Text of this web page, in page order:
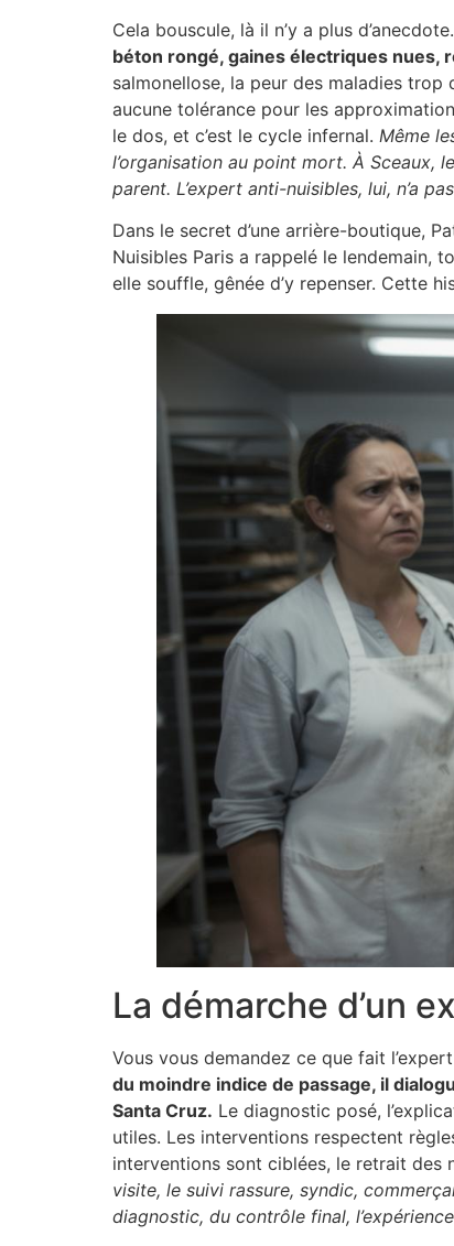
Cela bouscule, là il n’y a plus d’anecdote.
béton rongé, gaines électriques nues,
salmonellose, la peur des maladies trop
aucune tolérance pour les
le dos, et c’est le cycle infernal. Même
l’organisation au point mort. À Sceaux,
parent. L’expert anti-nuisibles, lui, n’a
Dans le secret d’une arrière-boutique,
Nuisibles Paris a rappelé le lendemain,
elle souffle, gênée d’y repenser. Cette
La démarche d’un
Vous vous demandez ce que fait
du moindre indice de passage, il
Santa Cruz. Le diagnostic posé,
utiles. Les interventions respectent
interventions sont ciblées, le retrait des
visite, le suivi rassure, syndic,
diagnostic, du contrôle final,